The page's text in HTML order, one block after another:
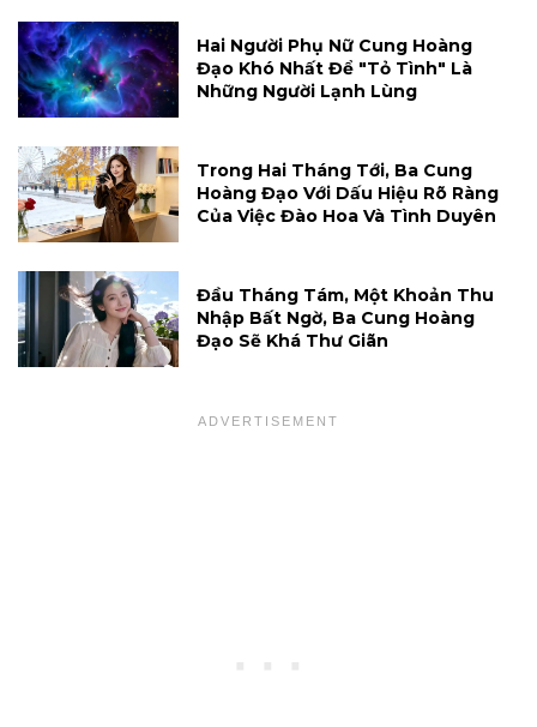
Hai Người Phụ Nữ Cung Hoàng
Đạo Khó Nhất Để "tỏ Tình" Là
Những Người Lạnh Lùng
Trong Hai Tháng Tới, Ba Cung
Hoàng Đạo Với Dấu Hiệu Rõ Ràng
Của Việc Đào Hoa Và Tình Duyên
Đầu Tháng Tám, Một Khoản Thu
Nhập Bất Ngờ, Ba Cung Hoàng
Đạo Sẽ Khá Thư Giãn